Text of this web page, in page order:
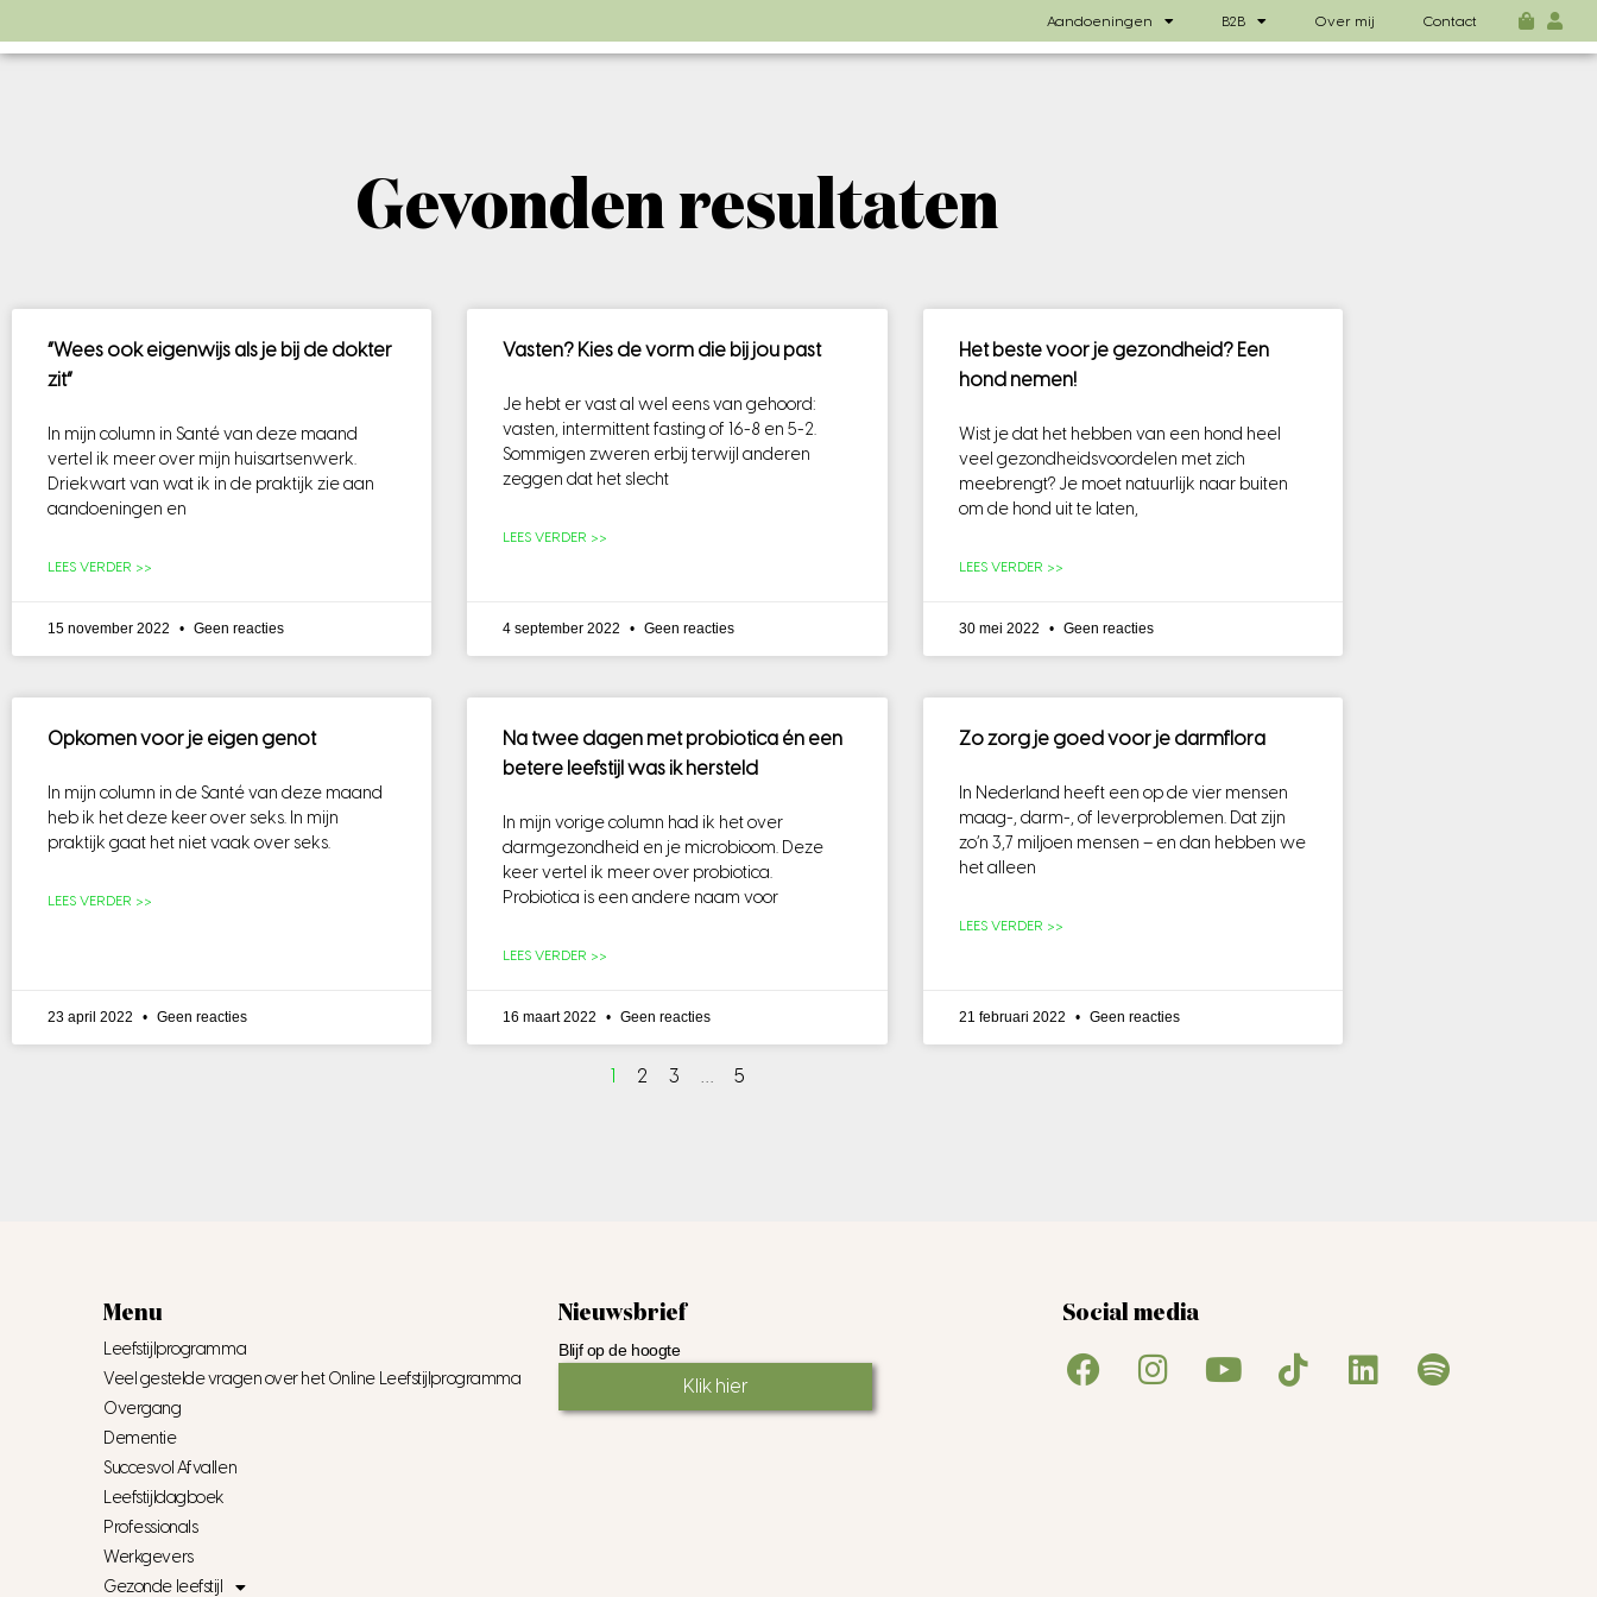
Aandoeningen B2B Over mij Contact
Gevonden resultaten
”Wees ook eigenwijs als je bij de dokter
zit”
In mijn column in Santé van deze maand
vertel ik meer over mijn huisartsenwerk.
Driekwart van wat ik in de praktijk zie aan
aandoeningen en
LEES VERDER >>
15 november 2022 Geen reacties
Vasten? Kies de vorm die bij jou past
Je hebt er vast al wel eens van gehoord:
vasten, intermittent fasting of 16-8 en 5-2.
Sommigen zweren erbij terwijl anderen
zeggen dat het slecht
LEES VERDER >>
4 september 2022 Geen reacties
Het beste voor je gezondheid? Een
hond nemen!
Wist je dat het hebben van een hond heel
veel gezondheidsvoordelen met zich
meebrengt? Je moet natuurlijk naar buiten
om de hond uit te laten,
LEES VERDER >>
30 mei 2022 Geen reacties
Opkomen voor je eigen genot
In mijn column in de Santé van deze maand
heb ik het deze keer over seks. In mijn
praktijk gaat het niet vaak over seks.
LEES VERDER >>
23 april 2022 Geen reacties
Na twee dagen met probiotica én een
betere leefstijl was ik hersteld
In mijn vorige column had ik het over
darmgezondheid en je microbioom. Deze
keer vertel ik meer over probiotica.
Probiotica is een andere naam voor
LEES VERDER >>
16 maart 2022 Geen reacties
Zo zorg je goed voor je darmflora
In Nederland heeft een op de vier mensen
maag-, darm-, of leverproblemen. Dat zijn
zo’n 3,7 miljoen mensen – en dan hebben we
het alleen
LEES VERDER >>
21 februari 2022 Geen reacties
1 2 3 … 5
Menu
Leefstijlprogramma
Veel gestelde vragen over het Online Leefstijlprogramma
Overgang
Dementie
Succesvol Afvallen
Leefstijldagboek
Professionals
Werkgevers
Gezonde leefstijl
Nieuwsbrief
Blijf op de hoogte
Klik hier
Social media